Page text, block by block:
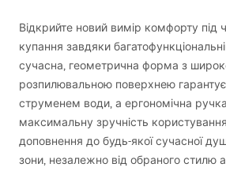
Відкрийте новий вимір комфорту під
купання завдяки
сучасна, геометрична форма з
розпилювальною поверхнею
струменем води, а ергономічна
максимальну зручність
доповнення до будь-якої сучасної
зони, незалежно від обраного стилю